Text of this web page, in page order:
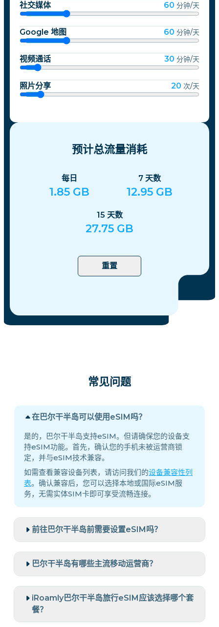
社交媒体 60 分钟/天
Google 地图 60 分钟/天
视频通话 30 分钟/天
照片分享 20 次/天
预计总流量消耗
每日
1.85 GB
7 天数
12.95 GB
15 天数
27.75 GB
重置
常见问题
在巴尔干半岛可以使用eSIM吗？
是的，巴尔干半岛支持eSIM。但请确保您的设备支
持eSIM功能。首先，确认您的手机未被运营商锁
定，并与eSIM技术兼容。
如需查看兼容设备列表，请访问我们的设备兼容性列
表。确认兼容后，您可以选择本地或国际eSIM服
务，无需实体SIM卡即可享受流畅连接。
前往巴尔干半岛前需要设置eSIM吗？
巴尔干半岛有哪些主流移动运营商？
iRoamly巴尔干半岛旅行eSIM应该选择哪个套
餐？